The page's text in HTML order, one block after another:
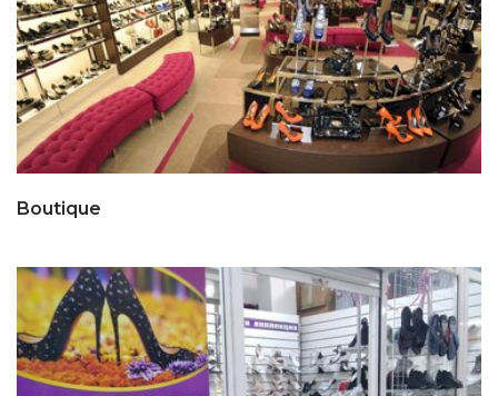
Boutique